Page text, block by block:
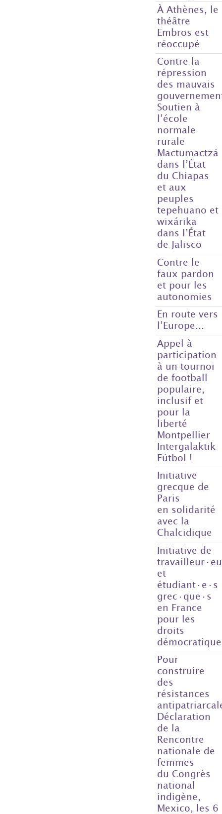
À Athènes, le
théâtre
Embros est
réoccupé
Contre la
répression
des mauvais
Soutien à
l’école
normale
rurale
Mactumactzá
dans l’État
du Chiapas
et aux
peuples
tepehuano et
wixárika
dans l’État
de Jalisco
Contre le
faux pardon
et pour les
autonomies
En route vers
l’Europe...
Appel à
participation
à un tournoi
de football
populaire,
inclusif et
pour la
liberté
Montpellier
Intergalaktik
Fútbol !
Initiative
grecque de
Paris
en solidarité
avec la
Chalcidique
Initiative de
et
étudiant·e·s
grec·que·s
en France
pour les
droits
Pour
construire
des
résistances
Déclaration
de la
Rencontre
nationale de
femmes
du Congrès
national
indigène,
Mexico, les 6